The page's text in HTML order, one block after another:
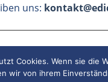
uns:
Cookies. Wenn sie die
wir von ihrem